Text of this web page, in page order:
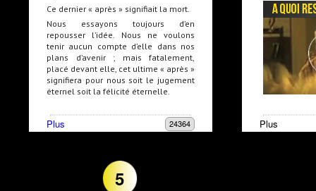
Ce dernier « après » signifiait la mort.
Nous essayons toujours d’en
repousser l’idée. Nous ne voulons
tenir aucun compte d’elle dans nos
plans d’avenir ; mais fatalement,
placé devant elle, cet ultime « après »
signifiera pour nous soit le jugement
éternel soit la félicité éternelle.
Plus 24364 Plus
5